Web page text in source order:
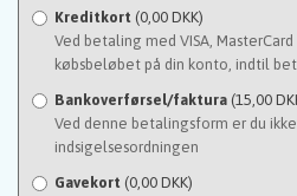
Kreditkort (0,00 DKK)
Ved betaling med VISA,
købsbeløbet på din konto, indtil
Bankoverførsel/faktura (15,00
Ved denne betalingsform er du
indsigelsesordningen
Gavekort (0,00 DKK)